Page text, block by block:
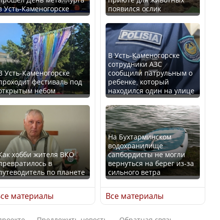
возглавил
благополучия
стран Центральной
ли представлены
регионов в
төменгі жалақы,
экология: жеті
сайлаушылармен
талқылап жатыр?
В России введены
дополнительные
ограничения для
казахстанских прав
Трамп официально
вступил в должность
президента США
Луну признали объектом
культурного наследия,
находящегося под
угрозой исчезновения
Усть-Каменогорске
Усть-Каменогорске
фестиваль под
небом
хобби жителя ВКО
в
по планете
материалы
появился ослик
В Усть-Каменогорске
сотрудники АЗС
сообщили патрульным о
ребенке, который
находился один на улице
На Бухтарминском
водохранилище
сапбордисты не могли
вернуться на берег из-за
сильного ветра
Все материалы